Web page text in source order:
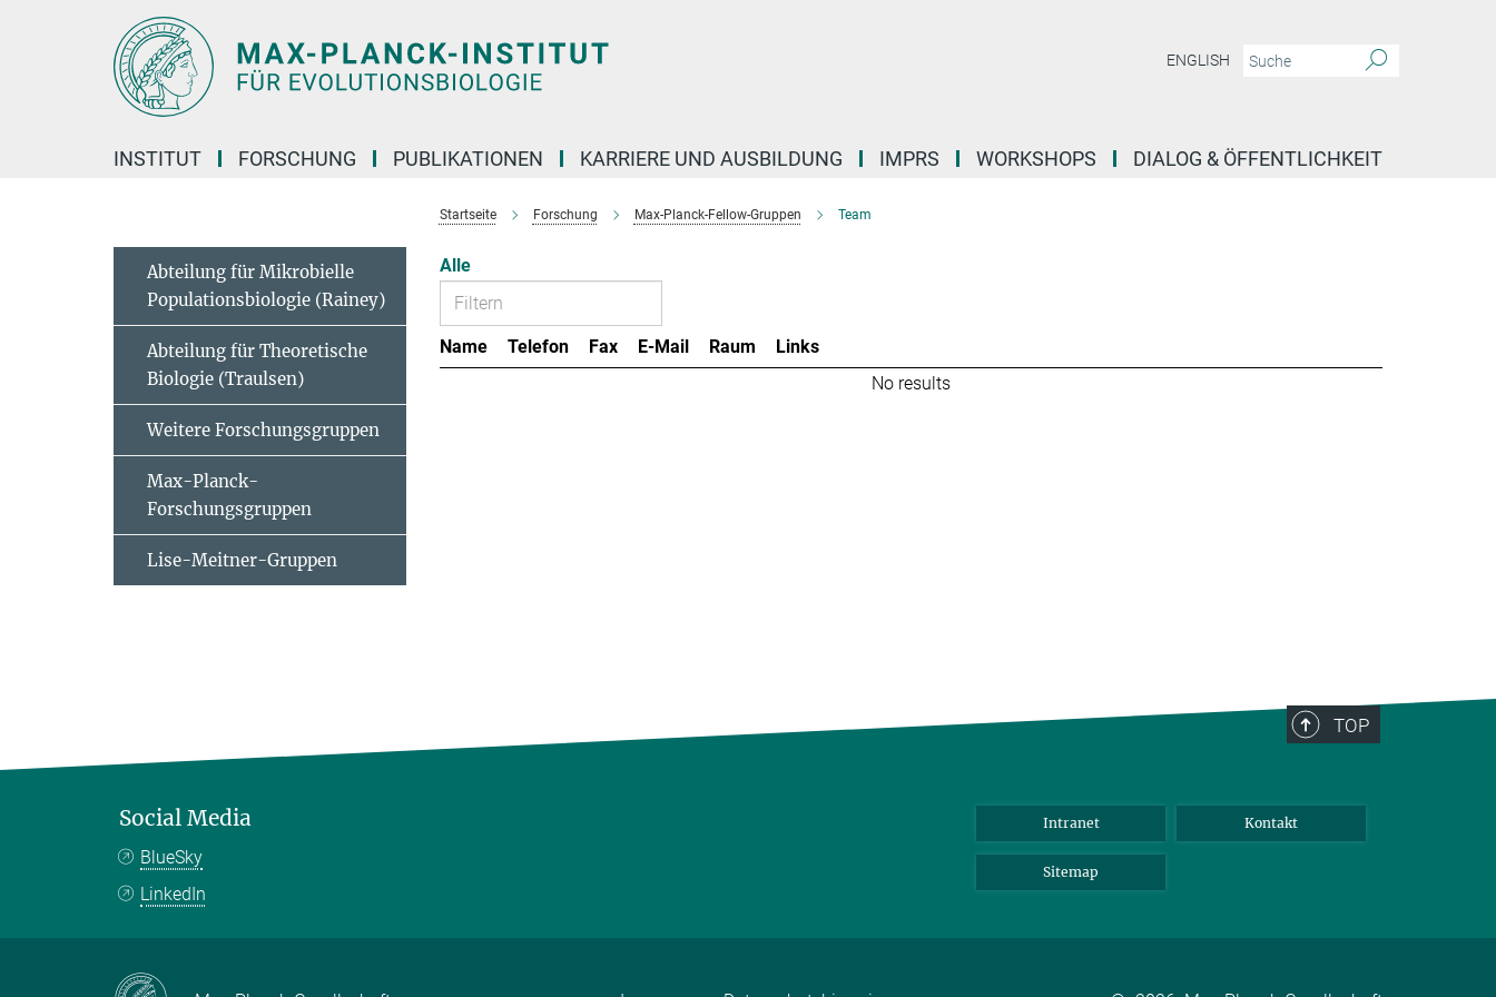
ENGLISH
INSTITUT FORSCHUNG PUBLIKATIONEN KARRIERE UND AUSBILDUNG IMPRS WORKSHOPS DIALOG & ÖFFENTLICHKEIT
Startseite Forschung Max-Planck-Fellow-Gruppen Team
Alle
Name Telefon Fax E-Mail Raum
Links
No results
Abteilung für Mikrobielle
Populationsbiologie (Rainey)
Abteilung für Theoretische
Biologie (Traulsen)
Weitere Forschungsgruppen
Max-Planck-
Forschungsgruppen
Lise-Meitner-Gruppen
TOP
Social Media
BlueSky
LinkedIn
Intranet Kontakt
Sitemap